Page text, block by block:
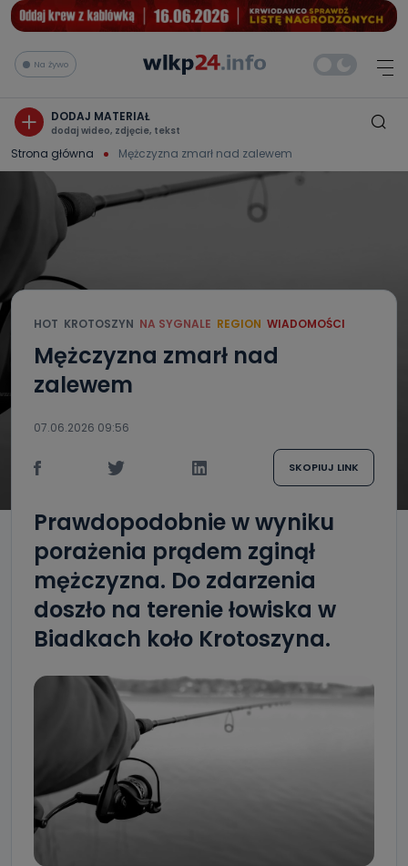
Na żywo
DODAJ MATERIAŁ
dodaj wideo, zdjęcie, tekst
Strona główna Mężczyzna zmarł nad zalewem
HOT KROTOSZYN NA SYGNALE REGION WIADOMOŚCI
Mężczyzna zmarł nad
zalewem
07.06.2026 09:56
SKOPIUJ LINK
Prawdopodobnie w wyniku
porażenia prądem zginął
mężczyzna. Do zdarzenia
doszło na terenie łowiska w
Biadkach koło Krotoszyna.